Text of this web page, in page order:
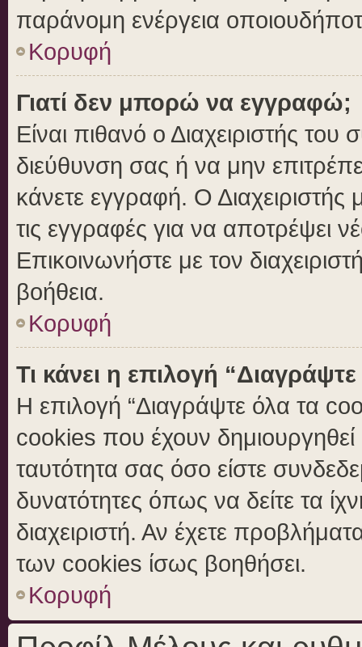
παράνομη ενέργεια
Κορυφή
Γιατί δεν μπορώ να εγγραφώ;
Είναι πιθανό ο Διαχειριστής του
διεύθυνση σας ή να μην
κάνετε εγγραφή. Ο Διαχειριστής
τις εγγραφές για να αποτρέψει
Επικοινωνήστε με τον
βοήθεια.
Κορυφή
Τι κάνει η επιλογή
Η επιλογή “Διαγράψτε όλα τα
cookies που έχουν
ταυτότητα σας όσο είστε
δυνατότητες όπως να δείτε τα
διαχειριστή. Αν έχετε
των cookies ίσως βοηθήσει.
Κορυφή